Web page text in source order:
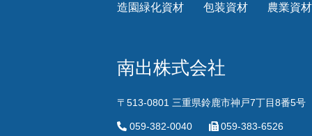
造園緑化資材 包装資材 農業資材
南出株式会社
〒513-0801 三重県鈴鹿市神戸7丁目8番5号
059-382-0040 059-383-6526